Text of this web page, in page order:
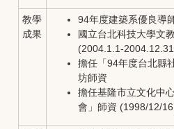
教學
成果
94年度建築系優良導
國立台北科技大學文
(2004.1.1-
擔任「94年度台北縣
坊師資
擔任基隆市立文化中
會」師資 (1998/12/